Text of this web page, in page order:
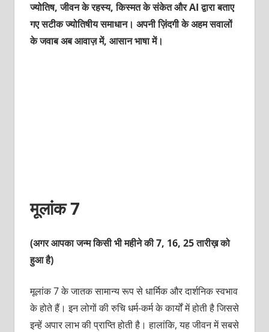
ज्योतिष, जीवन के रहस्य, किस्मत के संकेत और AI द्वारा बताए
गए सटीक ज्योतिषीय समाधान। अपनी ज़िंदगी के अहम सवालों
के जवाब अब आवाज़ में, आसान भाषा में।
मूलांक 7
(अगर आपका जन्म किसी भी महीने की 7, 16, 25 तारीख़ को
हुआ है)
मूलांक 7 के जातक सामान्य रूप से धार्मिक और दार्शनिक स्वभाव
के होते हैं। इन लोगों की रुचि धर्म-कर्म के कार्यों में होती है जिससे
इन्हें अपार लाभ की प्राप्ति होती है। हालांकि, यह जीवन में सबसे